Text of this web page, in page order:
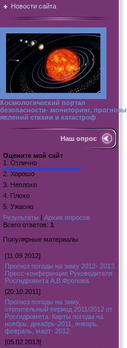
Новости сайта
Космологический портал
безопасности- мониторинг, прогнозы
явлений стихии и катастроф
Наш опрос
Оцените мой сайт
1. Отлично
2. Хорошо
3. Неплохо
4. Плохо
5. Ужасно
Результаты | Архив опросов
Всего ответов: 1
Популярные материалы
[11.09.2012]
Прогноз погоды на зиму 2012- 2013.
Пресс-конференция Руководителя
Росгидромета А.В.Фролова.
[20.10.2011]
Прогноз погоды на зиму,
отопительный период 2011/2012 от
Росгидромета. Карты погоды на
ноябрь, декабрь-2011, январь,
февраль, март- 2012.
[05.02.2013]